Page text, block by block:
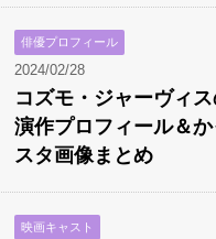
俳優プロフィール
2024/02/28
コズモ・ジャーヴィ
演作プロフィール＆
スタ画像まとめ
映画キャスト